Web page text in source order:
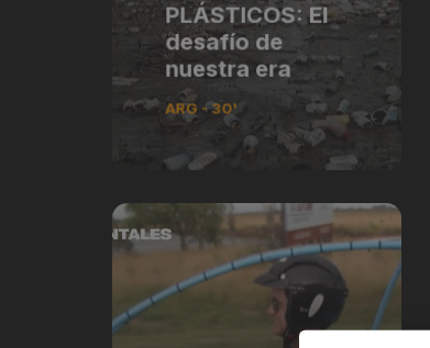
PLÁSTICOS: El
desafío de
nuestra era
ARG - 30'